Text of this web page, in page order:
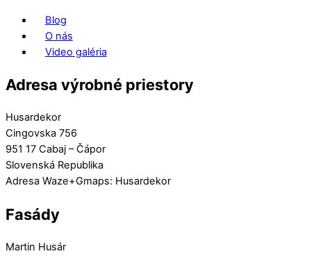
Blog
O nás
Video galéria
Adresa výrobné priestory
Husardekor
Cingovska 756
951 17 Cabaj – Čápor
Slovenská Republika
Adresa Waze+Gmaps: Husardekor
Fasády
Martin Husár